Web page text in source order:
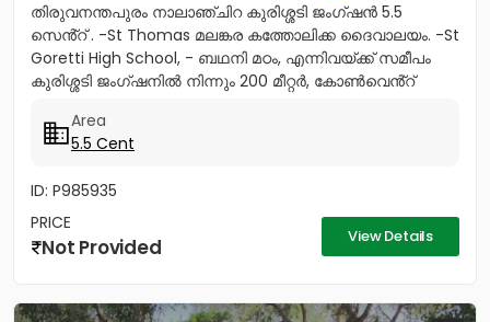
തിരുവനന്തപുരം നാലാഞ്ചിറ കുരിശ്ശടി ജംഗ്ഷൻ 5.5
സെൻ്റ് . -St Thomas മലങ്കര കത്തോലിക്ക ദൈവാലയം. -St
Goretti High School, - ബഥനി മഠം, എന്നിവയ്ക്ക് സമീപം
കുരിശ്ശടി ജംഗ്ഷനിൽ നിന്നും 200 മീറ്റർ, കോൺവെൻ്റ്
Area
5.5 Cent
ID: P985935
PRICE
Not Provided View Details